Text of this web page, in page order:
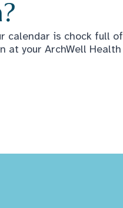
calendar is chock full of
at your ArchWell Health